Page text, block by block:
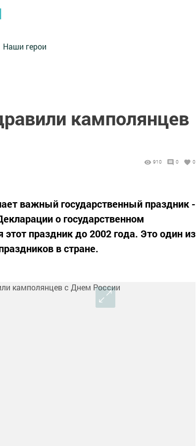
Наши герои
камполянцев
910 0 0
важный государственный праздник -
о государственном
праздник до 2002 года. Это один из
в стране.